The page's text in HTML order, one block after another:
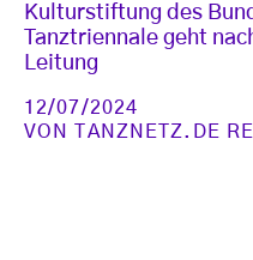
Kulturstiftung des
Tanztriennale geht
Leitung
12/07/2024
VONTANZNETZ.DE